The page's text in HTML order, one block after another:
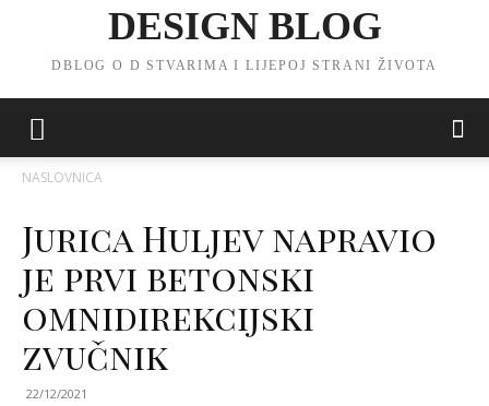
DESIGN BLOG
DBLOG O D STVARIMA I LIJEPOJ STRANI ŽIVOTA
NASLOVNICA
Jurica Huljev napravio
je prvi betonski
omnidirekcijski
zvučnik
22/12/2021